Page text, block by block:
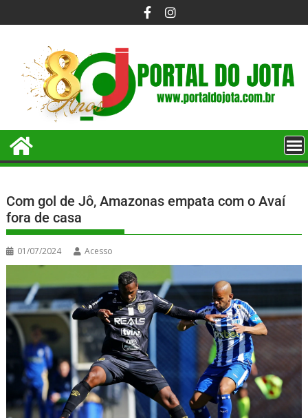
Com gol de Jô, Amazonas empata com o Avaí
fora de casa
01/07/2024 Acesso